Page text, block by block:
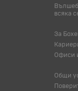
всяка
За
Офиси
Общи